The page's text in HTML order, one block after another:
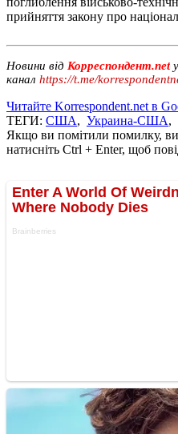
прийняття закону про
Новини від Корреспондент.net
канал https://t.me/
Читайте Korrespondent.net в
ТЕГИ: США, Украина-США,
Якщо ви помітили помилку,
натисніть Ctrl + Enter, щоб